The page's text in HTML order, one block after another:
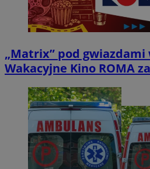
„Matrix” pod gwiazdami
Wakacyjne Kino ROMA